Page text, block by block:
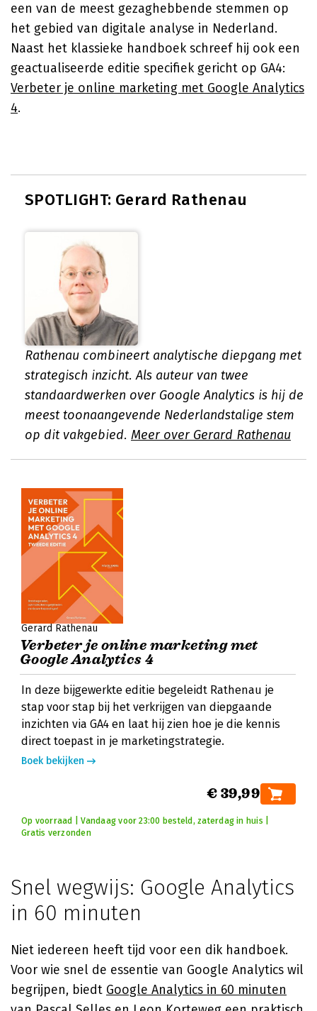
een van de meest gezaghebbende stemmen op
het gebied van digitale analyse in Nederland.
Naast het klassieke handboek schreef hij ook een
geactualiseerde editie specifiek gericht op GA4:
Verbeter je online marketing met Google Analytics
4.
SPOTLIGHT: Gerard Rathenau
Rathenau combineert analytische diepgang met
strategisch inzicht. Als auteur van twee
standaardwerken over Google Analytics is hij de
meest toonaangevende Nederlandstalige stem
op dit vakgebied. Meer over Gerard Rathenau
Gerard Rathenau
Verbeter je online marketing met
Google Analytics 4
In deze bijgewerkte editie begeleidt Rathenau je
stap voor stap bij het verkrijgen van diepgaande
inzichten via GA4 en laat hij zien hoe je die kennis
direct toepast in je marketingstrategie.
Boek bekijken
€ 39,99
Op voorraad | Vandaag voor 23:00 besteld, zaterdag in huis |
Gratis verzonden
Snel wegwijs: Google Analytics
in 60 minuten
Niet iedereen heeft tijd voor een dik handboek.
Voor wie snel de essentie van Google Analytics wil
begrijpen, biedt Google Analytics in 60 minuten